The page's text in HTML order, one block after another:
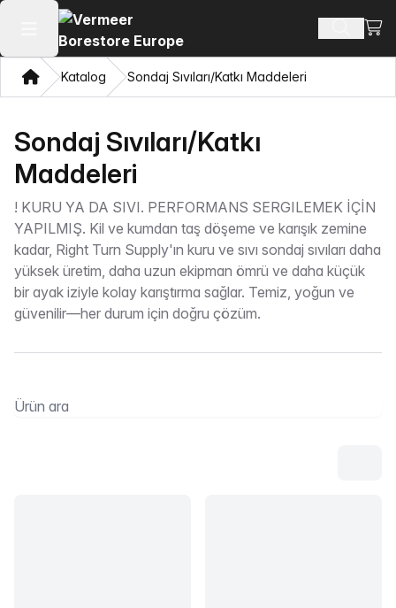
Ana menüyü aç Ürün ara
Ev Katalog Sondaj Sıvıları/Katkı Maddeleri
Sondaj Sıvıları/Katkı
Maddeleri
! KURU YA DA SIVI. PERFORMANS SERGILEMEK İÇİN
YAPILMIŞ. Kil ve kumdan taş döşeme ve karışık zemine
kadar, Right Turn Supply'ın kuru ve sıvı sondaj sıvıları daha
yüksek üretim, daha uzun ekipman ömrü ve daha küçük
bir ayak iziyle kolay karıştırma sağlar. Temiz, yoğun ve
güvenilir—her durum için doğru çözüm.